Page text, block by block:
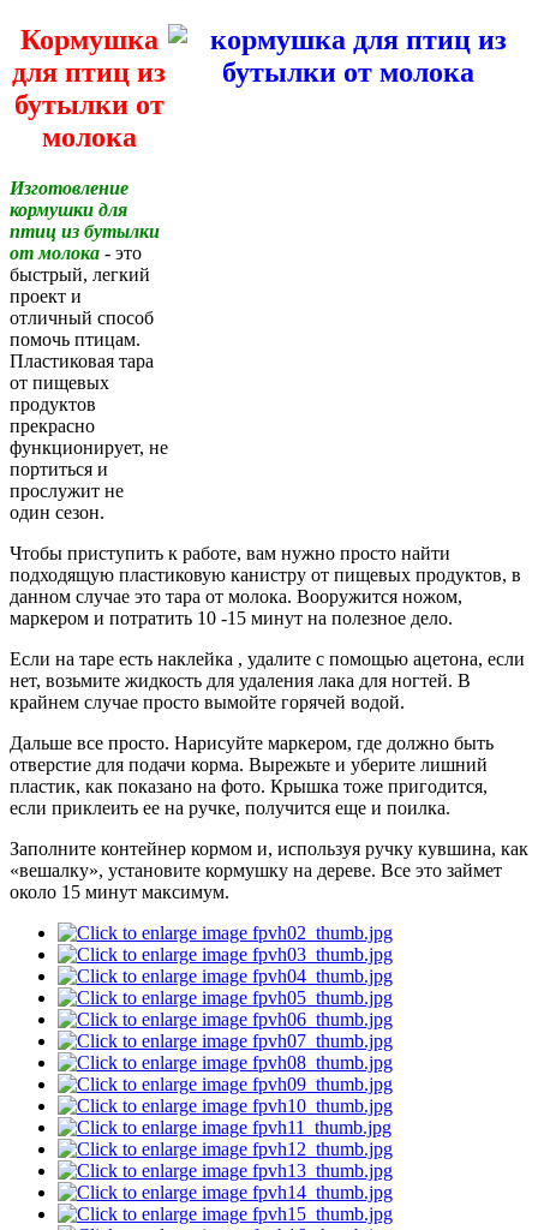
Кормушка
для птиц из
бутылки от
молока
Изготовление
кормушки для
птиц из бутылки
от молока - это
быстрый, легкий
проект и
отличный способ
помочь птицам.
Пластиковая тара
от пищевых
продуктов
прекрасно
функционирует, не
портиться и
прослужит не
один сезон.
Чтобы приступить к работе, вам нужно просто найти
подходящую пластиковую канистру от пищевых продуктов, в
данном случае это тара от молока. Вооружится ножом,
маркером и потратить 10 -15 минут на полезное дело.
Если на таре есть наклейка , удалите с помощью ацетона, если
нет, возьмите жидкость для удаления лака для ногтей. В
крайнем случае просто вымойте горячей водой.
Дальше все просто. Нарисуйте маркером, где должно быть
отверстие для подачи корма. Вырежьте и уберите лишний
пластик, как показано на фото. Крышка тоже пригодится,
если приклеить ее на ручке, получится еще и поилка.
Заполните контейнер кормом и, используя ручку кувшина, как
«вешалку», установите кормушку на дереве. Все это займет
около 15 минут максимум.